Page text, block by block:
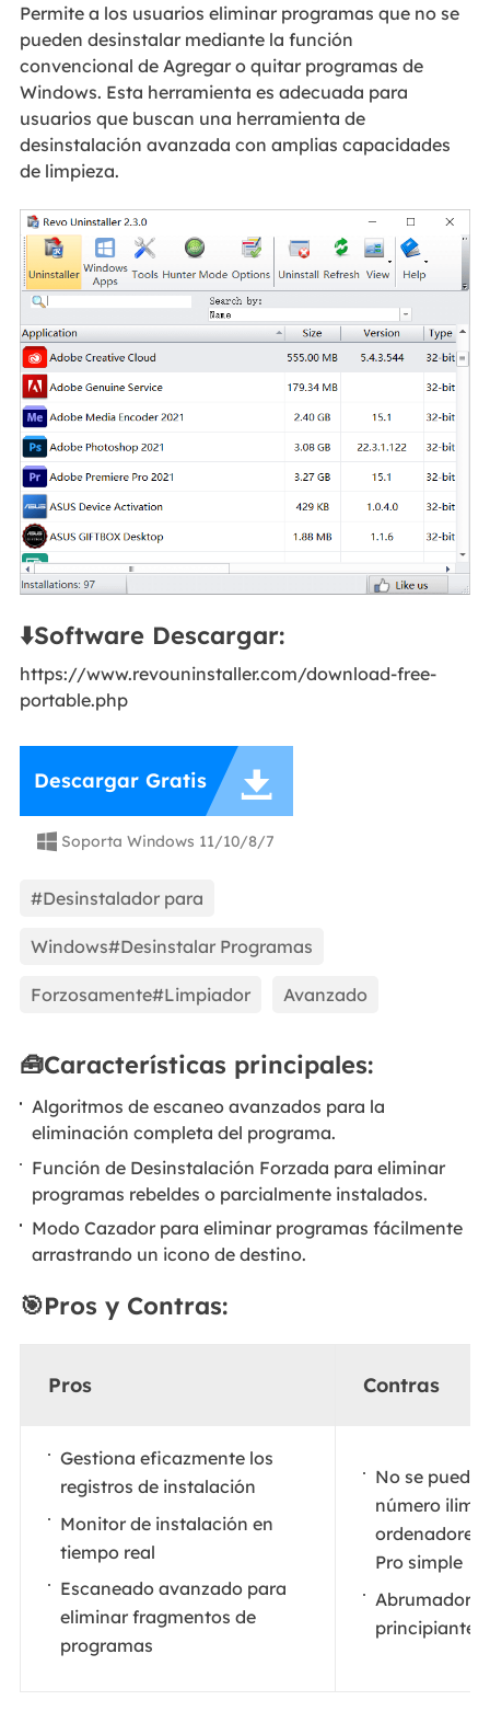
Permite a los usuarios eliminar programas que no se
pueden desinstalar mediante la función
convencional de Agregar o quitar programas de
Windows. Esta herramienta es adecuada para
usuarios que buscan una herramienta de
desinstalación avanzada con amplias capacidades
de limpieza.
⬇️Software Descargar:
https://www.revouninstaller.com/download-free-
portable.php
Descargar Gratis 
 Soporta Windows 11/10/8/7
#Desinstalador para
Windows#Desinstalar Programas
Forzosamente#Limpiador Avanzado
🧰Características principales:
Algoritmos de escaneo avanzados para la
eliminación completa del programa.
Función de Desinstalación Forzada para eliminar
programas rebeldes o parcialmente instalados.
Modo Cazador para eliminar programas fácilmente
arrastrando un icono de destino.
🎯Pros y Contras:
Pros Contras
Gestiona eficazmente los
registros de instalación
Monitor de instalación en
tiempo real
Escaneado avanzado para
eliminar fragmentos de
programas
No se puede
número
ordenadores
Pro simple
Abrumador
principiantes